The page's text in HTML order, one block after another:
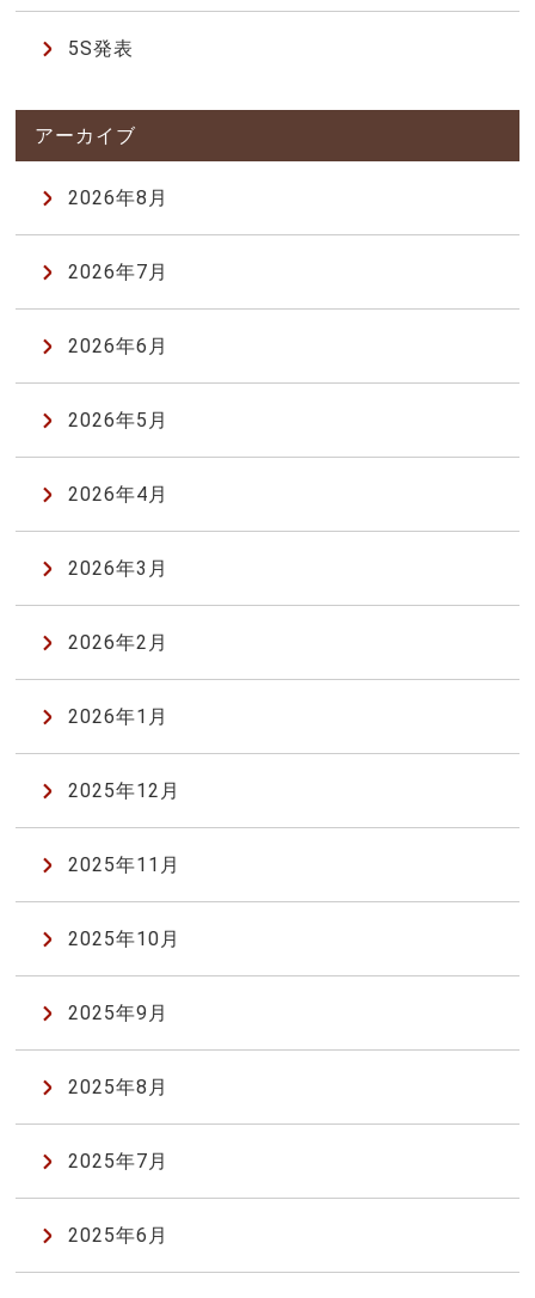
5S発表
2026年8月
2026年7月
2026年6月
2026年5月
2026年4月
2026年3月
2026年2月
2026年1月
2025年12月
2025年11月
2025年10月
2025年9月
2025年8月
2025年7月
2025年6月